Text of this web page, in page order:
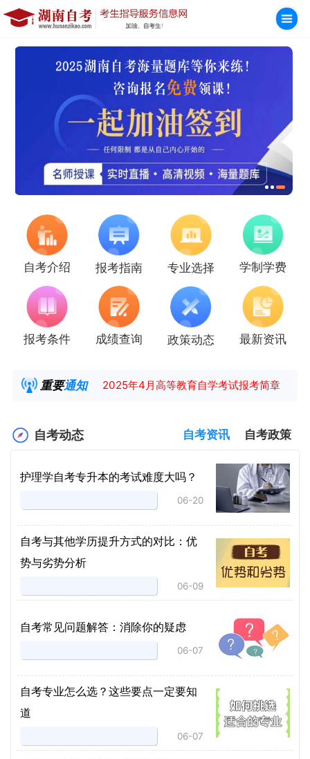
自考介绍 报考指南 专业选择 学制学费
报考条件 成绩查询 政策动态 最新资讯
重要通知
湖南省高教自学考试毕业申请操作指南
2025年4月高等教育自学考试报考简章
自考动态 自考资讯 自考政策
护理学自考专升本的考试难度大吗？
06-20
自考与其他学历提升方式的对比：优
势与劣势分析
06-09
自考常见问题解答：消除你的疑虑
06-07
自考专业怎么选？这些要点一定要知
道
06-07